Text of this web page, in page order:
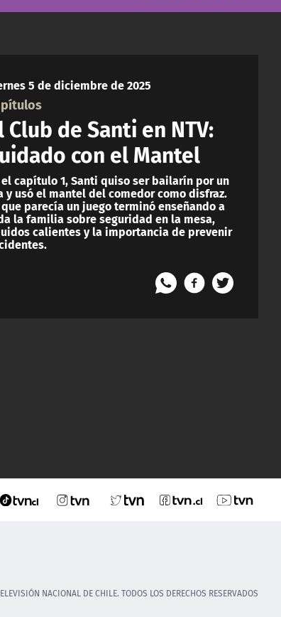
5 de diciembre de 2025
Club de Santi en NTV:
con el Mantel
el capítulo 1, Santi quiso ser bailarín por un
y usó el mantel del comedor como disfraz.
que parecía un juego terminó enseñando a
la familia sobre seguridad en la mesa,
calientes y la importancia de prevenir
NACIONAL DE CHILE. TODOS LOS DERECHOS RESERVADOS